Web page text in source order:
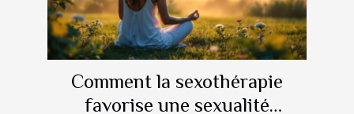
Comment la sexothérapie
favorise une sexualité